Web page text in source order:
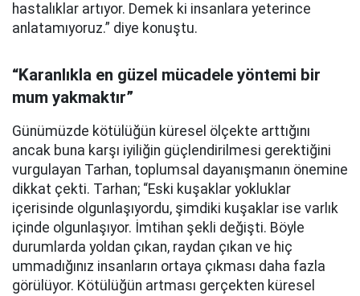
hastalıklar artıyor. Demek ki insanlara yeterince
anlatamıyoruz.” diye konuştu.
“Karanlıkla en güzel mücadele yöntemi bir
mum yakmaktır”
Günümüzde kötülüğün küresel ölçekte arttığını
ancak buna karşı iyiliğin güçlendirilmesi gerektiğini
vurgulayan Tarhan, toplumsal dayanışmanın önemine
dikkat çekti. Tarhan; “Eski kuşaklar yokluklar
içerisinde olgunlaşıyordu, şimdiki kuşaklar ise varlık
içinde olgunlaşıyor. İmtihan şekli değişti. Böyle
durumlarda yoldan çıkan, raydan çıkan ve hiç
ummadığınız insanların ortaya çıkması daha fazla
görülüyor. Kötülüğün artması gerçekten küresel